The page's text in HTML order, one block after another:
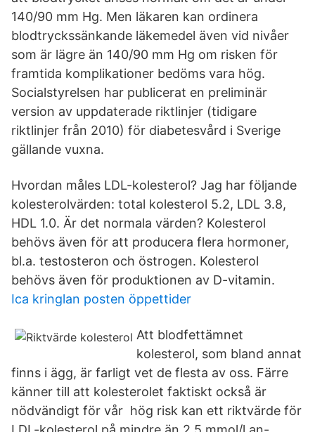
140/90 mm Hg. Men läkaren kan ordinera
blodtryckssänkande läkemedel även vid nivåer
som är lägre än 140/90 mm Hg om risken för
framtida komplikationer bedöms vara hög.
Socialstyrelsen har publicerat en preliminär
version av uppdaterade riktlinjer (tidigare
riktlinjer från 2010) för diabetesvård i Sverige
gällande vuxna.
Hvordan måles LDL-kolesterol? Jag har följande
kolesterolvärden: total kolesterol 5.2, LDL 3.8,
HDL 1.0. Är det normala värden? Kolesterol
behövs även för att producera flera hormoner,
bl.a. testosteron och östrogen. Kolesterol
behövs även för produktionen av D-vitamin.
Ica kringlan posten öppettider
Att blodfettämnet
kolesterol, som bland annat
finns i ägg, är farligt vet de flesta av oss. Färre
känner till att kolesterolet faktiskt också är
nödvändigt för vår hög risk kan ett riktvärde för